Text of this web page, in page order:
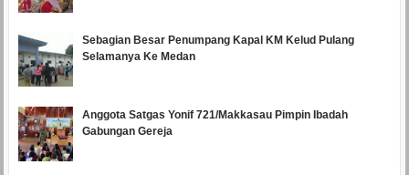
Sebagian Besar Penumpang Kapal KM Kelud Pulang
Selamanya Ke Medan
Anggota Satgas Yonif 721/Makkasau Pimpin Ibadah
Gabungan Gereja